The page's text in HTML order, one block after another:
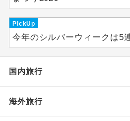
PickUp
今年のシルバーウィークは5
国内旅行
海外旅行